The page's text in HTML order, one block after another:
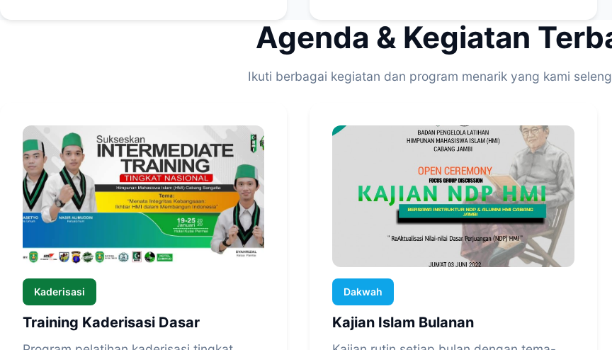
Agenda & Kegiatan
Ikuti berbagai kegiatan dan program menarik yang kami
Kaderisasi
Training Kaderisasi Dasar
Dakwah
Kajian Islam Bulanan